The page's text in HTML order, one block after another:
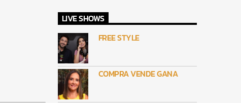
LIVE SHOWS
FREE STYLE
COMPRA VENDE GANA